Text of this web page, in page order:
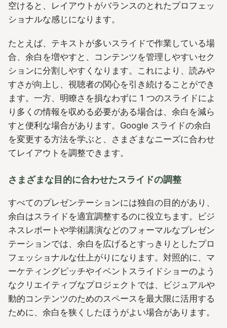
空けると、レイアウトがバランスのとれたプロフェッ
ショナルな感じになります。
たとえば、テキストが多いスライドで作業している場
合、余白を増やすと、コンテンツを管理しやすいセク
ションに分割しやすくなります。これにより、読みや
すさが向上し、視聴者の関心を引き続けることができ
ます。一方、明瞭さを損なわずに 1 つのスライドによ
り多くの情報を収める必要がある場合は、余白を減ら
すと便利な場合があります。Google スライドの余白
を変更する方法を学ぶと、さまざまなニーズに合わせ
てレイアウトを調整できます。
さまざまな目的に合わせたスライドの調整
すべてのプレゼンテーションには独自の目的があり、
余白はスライドを適宜調整するのに役立ちます。ビジ
ネスレポートや学術講演などのフォーマルなプレゼン
テーションでは、余白を広げるとすっきりとしたプロ
フェッショナルな仕上がりになります。対照的に、マ
ーケティングピッチやイベントスライドショーのよう
なクリエイティブなプロジェクトでは、ビジュアルや
動的コンテンツのためのスペースを最大限に活用する
ために、余白を狭くしたほうがよい場合があります。